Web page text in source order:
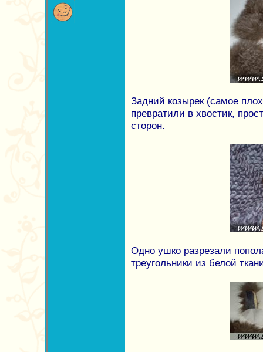
Задний козырек (самое
превратили в хвостик,
сторон.
Одно ушко разрезали
треугольники из белой